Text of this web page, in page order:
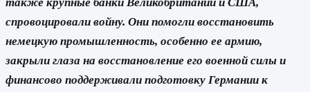
также крупные банки Великобритании и США,
спровоцировали войну. Они помогли восстановить
немецкую промышленность, особенно ее армию,
закрыли глаза на восстановление его военной силы и
финансово поддерживали подготовку Германии к